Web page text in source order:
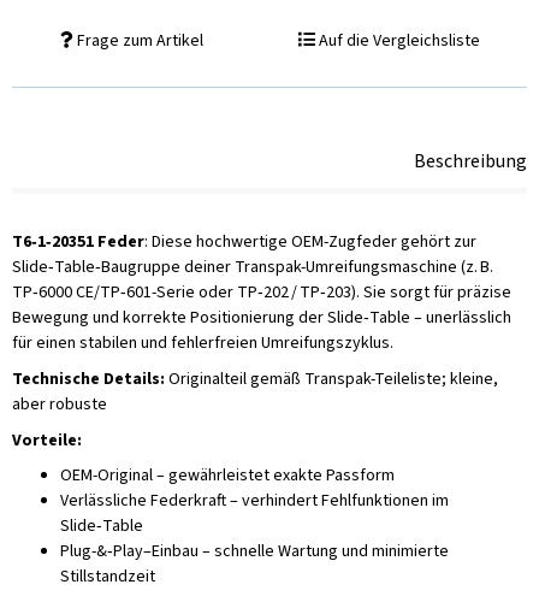
Frage zum Artikel Auf die Vergleichsliste
Beschreibung
T6‑1‑20351 Feder: Diese hochwertige OEM-Zugfeder gehört zur
Slide‑Table‑Baugruppe deiner Transpak-Umreifungsmaschine (z. B.
TP‑6000 CE/TP‑601-Serie oder TP‑202 / TP‑203). Sie sorgt für präzise
Bewegung und korrekte Positionierung der Slide‑Table – unerlässlich
für einen stabilen und fehlerfreien Umreifungszyklus.
Technische Details: Originalteil gemäß Transpak-Teileliste; kleine,
aber robuste
Vorteile:
OEM-Original – gewährleistet exakte Passform
Verlässliche Federkraft – verhindert Fehlfunktionen im
Slide‑Table
Plug-&‑Play–Einbau – schnelle Wartung und minimierte
Stillstandzeit